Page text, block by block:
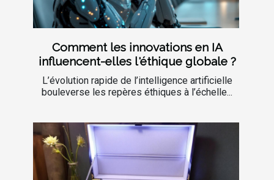
Comment les innovations en IA
influencent-elles l'éthique globale ?
L’évolution rapide de l’intelligence artificielle
bouleverse les repères éthiques à l’échelle...